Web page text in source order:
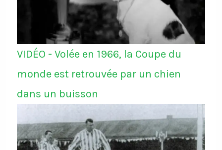
VIDÉO - Volée en 1966, la Coupe du
monde est retrouvée par un chien
dans un buisson